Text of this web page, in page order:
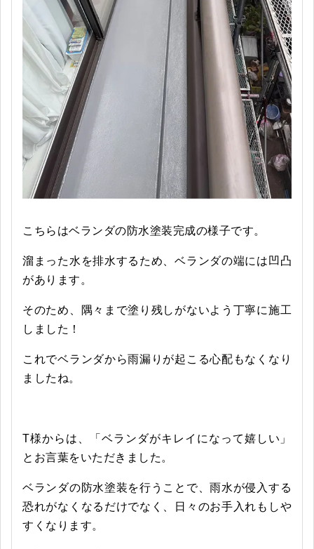
こちらはベランダの防水塗装完成の様子です。
溜まった水を排水するため、ベランダの端には凹凸
があります。
そのため、隅々まで塗り残しがないよう丁寧に施工
しました！
これでベランダから雨漏りが起こる心配もなくなり
ましたね。
T様からは、「ベランダがキレイになって嬉しい」
とお言葉をいただきました。
ベランダの防水塗装を行うことで、雨水が侵入する
恐れがなくなるだけでなく、日々のお手入れもしや
すくなります。